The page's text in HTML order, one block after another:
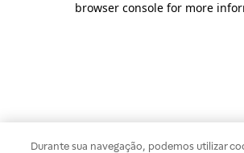
browser console for more
Durante sua navegação, podemos utilizar